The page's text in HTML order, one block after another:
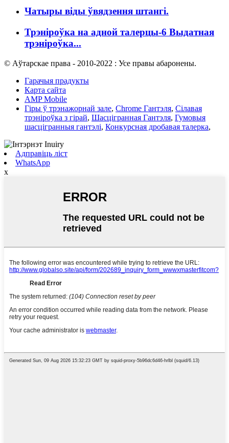
Чатыры віды ўвядзення штангі.
Трэніроўка на адной талерцы-6 Выдатная
трэніроўка...
© Аўтарскае права - 2010-2022 : Усе правы абаронены.
Гарачыя прадукты
Карта сайта
AMP Mobile
Гіры ў трэнажорнай зале, Chrome Гантэля, Сілавая
трэніроўка з гірай, Шасцігранная Гантэля, Гумовыя
шасцігранныя гантэлі, Конкурсная дробавая талерка,
Адправіць ліст
WhatsApp
x